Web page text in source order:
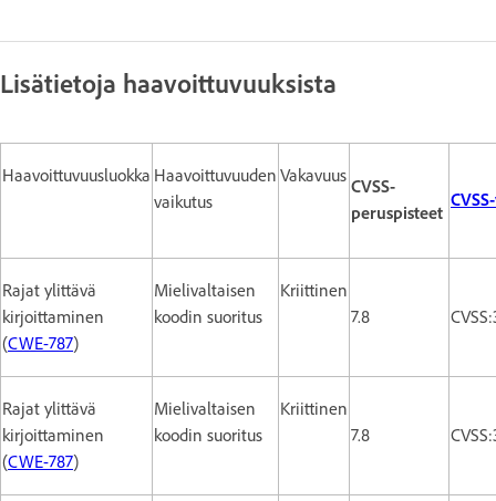
Lisätietoja haavoittuvuuksista
Haavoittuvuusluokka Haavoittuvuuden
vaikutus
Vakavuus
CVSS-
peruspisteet
Rajat ylittävä
kirjoittaminen
(CWE-787)
Mielivaltaisen
koodin suoritus
Kriittinen
7.8
Rajat ylittävä
kirjoittaminen
(CWE-787)
Mielivaltaisen
koodin suoritus
Kriittinen
7.8